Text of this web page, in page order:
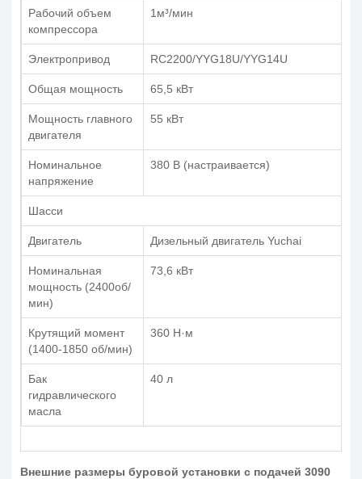
Рабочий объем
компрессора
1м³/мин
Электропривод RC2200/YYG18U/YYG14U
Общая мощность 65,5 кВт
Мощность главного
двигателя
55 кВт
Номинальное
напряжение
380 В (настраивается)
Шасси
Двигатель Дизельный двигатель Yuchai
Номинальная
мощность (2400об/
мин)
73,6 кВт
Крутящий момент
(1400-1850 об/мин)
360 Н·м
Бак
гидравлического
масла
40 л
Внешние размеры буровой установки с подачей 3090